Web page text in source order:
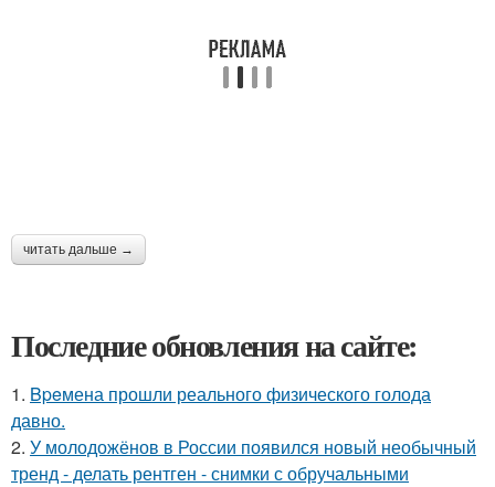
читать дальше →
Последние обновления на сайте:
1. Bpeмена прошли реального физического голода
давно.
2. У молодожёнов в России появился новый необычный
тренд - делать рентген - снимки с обручальными